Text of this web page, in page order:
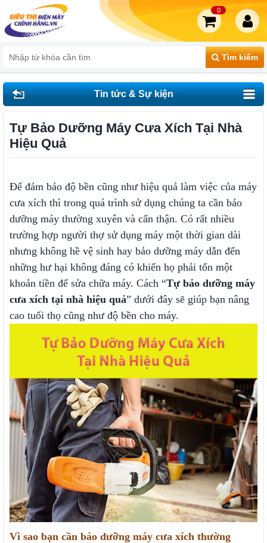
Tìm kiếm
0
Tin tức & Sự kiện
Tự Bảo Dưỡng Máy Cưa Xích Tại Nhà
Hiệu Quả
Để đảm bảo độ bền cũng như hiệu quả làm việc của máy
cưa xích thì trong quá trình sử dụng chúng ta cần bảo
dưỡng máy thường xuyên và cẩn thận. Có rất nhiều
trường hợp người thợ sử dụng máy một thời gian dài
nhưng không hề vệ sinh hay bảo dưỡng máy dẫn đến
những hư hại không đáng có khiến họ phải tốn một
khoản tiền để sửa chữa máy. Cách “Tự bảo dưỡng máy
cưa xích tại nhà hiệu quả” dưới đây sẽ giúp bạn nâng
cao tuổi thọ cũng như độ bền cho máy.
Vì sao bạn cần bảo dưỡng máy cưa xích thường